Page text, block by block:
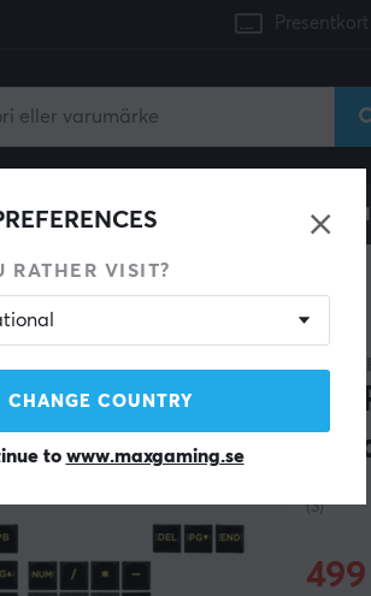
Presentkort
Gamingstol Mobiltillbehör
RATHER VISIT?
CHANGE COUNTRY
to www.maxgaming.se
(3)
499